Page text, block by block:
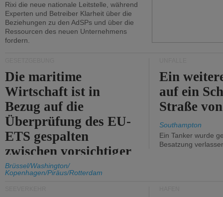
Rixi die neue nationale Leitstelle, während
Experten und Betreiber Klarheit über die
Beziehungen zu den AdSPs und über die
Ressourcen des neuen Unternehmens
fordern.
Die maritime
Wirtschaft ist in
Bezug auf die
Überprüfung des EU-
ETS gespalten
zwischen vorsichtiger
Unterstützung und
Kritik.
Brüssel/Washington/
Kopenhagen/Piräus/Rotterdam
Ein
auf ein
Straße
Southampton
Ein Tanker wurde
Besatzung